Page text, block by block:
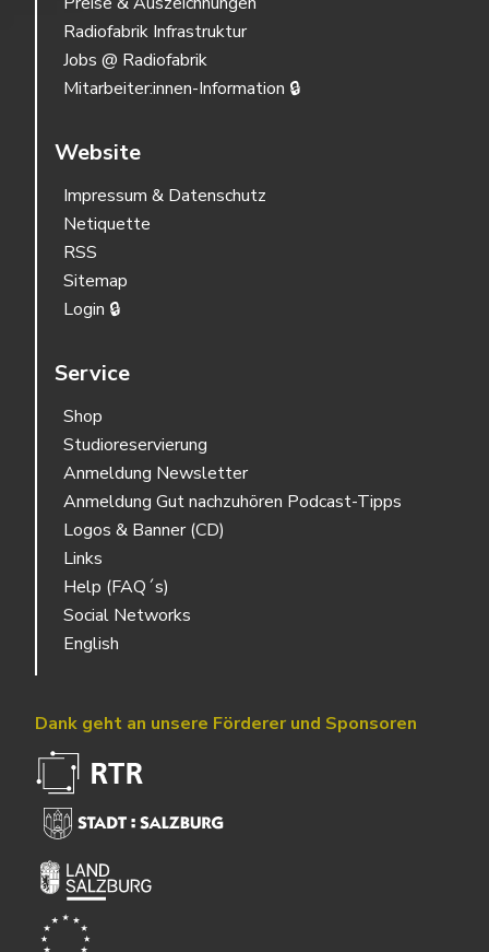
Radiofabrik Infrastruktur
Jobs @ Radiofabrik
Mitarbeiter:innen-Information 🔒
Website
Impressum & Datenschutz
Netiquette
RSS
Sitemap
Login 🔒
Service
Shop
Studioreservierung
Anmeldung Newsletter
Anmeldung Gut nachzuhören Podcast-Tipps
Logos & Banner (CD)
Links
Help (FAQ´s)
Social Networks
English
Dank geht an unsere Förderer und Sponsoren